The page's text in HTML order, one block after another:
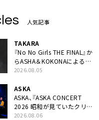
人気記事
TAKARA
『No No Girls THE FINAL』か
らASHA＆KOKONAによるユ
ニット・TAKARAがデビュー
2026.08.05
ASKA
ASKA、『ASKA CONCERT
2026 昭和が見ていたクリス
マス!? 』発売＆上映決定
2026.08.06